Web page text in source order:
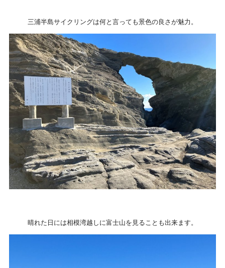
三浦半島サイクリングは何と言っても景色の良さが魅力。
晴れた日には相模湾越しに富士山を見ることも出来ます。